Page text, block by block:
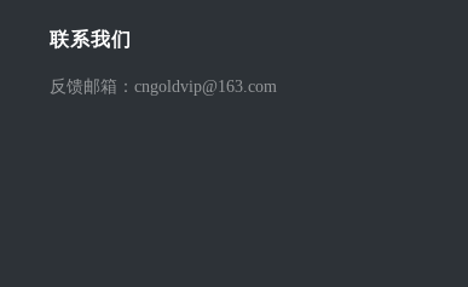
联系我们
反馈邮箱：cngoldvip@163.com